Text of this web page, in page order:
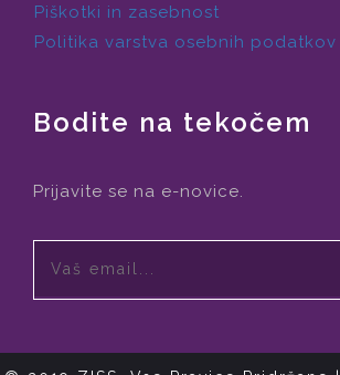
Piškotki in zasebnost
Politika varstva osebnih podatkov
Bodite na tekočem
Prijavite se na e-novice.